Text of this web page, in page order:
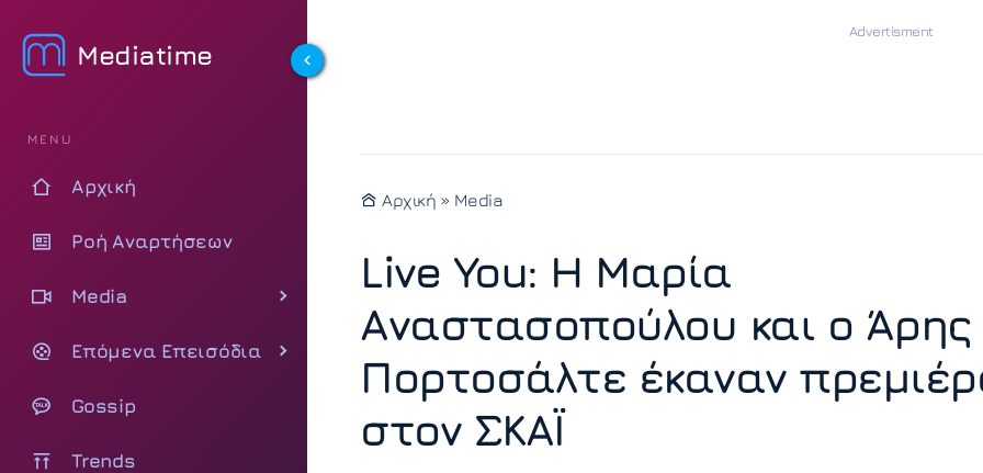
Mediatime
MENU
Αρχική
Ροή Αναρτήσεων
Media
Επόμενα Επεισόδια
Gossip
Trends
Αρχική » Media
Live You: Η Μαρία
Αναστασοπούλου και ο Άρης
Πορτοσάλτε έκαναν
στον ΣΚΑΪ